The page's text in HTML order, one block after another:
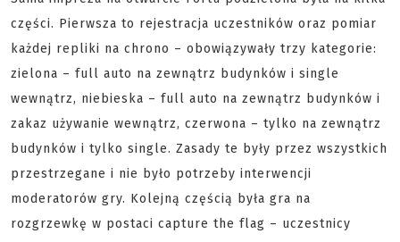
części. Pierwsza to rejestracja uczestników oraz pomiar
każdej repliki na chrono – obowiązywały trzy kategorie:
zielona – full auto na zewnątrz budynków i single
wewnątrz, niebieska – full auto na zewnątrz budynków i
zakaz używanie wewnątrz, czerwona – tylko na zewnątrz
budynków i tylko single. Zasady te były przez wszystkich
przestrzegane i nie było potrzeby interwencji
moderatorów gry. Kolejną częścią była gra na
rozgrzewkę w postaci capture the flag – uczestnicy